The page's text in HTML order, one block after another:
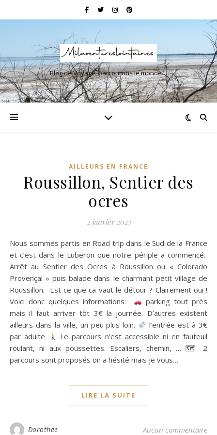
Blog de Voyage, parcourons le monde…
AILLEURS EN FRANCE
Roussillon, Sentier des
ocres
2 janvier 2023
Nous sommes partis en Road trip dans le Sud de la France
et c’est dans le Luberon que notre périple a commencé.
Arrêt au Sentier des Ocres à Roussillon ou « Colorado
Provençal » puis balade dans le charmant petit village de
Roussillon. Est ce que ca vaut le détour ? Clairement oui !
Voici donc quelques informations:
parking tout près
mais il faut arriver tôt 3€ la journée. D’autres existent
ailleurs dans la ville, un peu plus loin.
l’entrée est à 3€
par adulte
Le parcours n’est accessible ni en fauteuil
roulant, ni aux poussettes. Escaliers, chemin, … 🗺 2
parcours sont proposés on a hésité mais je vous…
LIRE LA SUITE
Dorothee Aucun commentaire